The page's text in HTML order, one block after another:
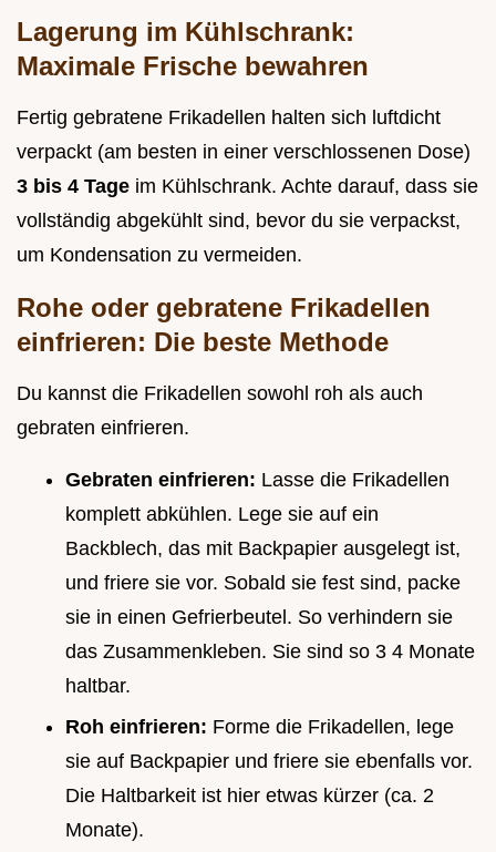
Lagerung im Kühlschrank:
Maximale Frische bewahren
Fertig gebratene Frikadellen halten sich luftdicht
verpackt (am besten in einer verschlossenen Dose)
3 bis 4 Tage im Kühlschrank. Achte darauf, dass sie
vollständig abgekühlt sind, bevor du sie verpackst,
um Kondensation zu vermeiden.
Rohe oder gebratene Frikadellen
einfrieren: Die beste Methode
Du kannst die Frikadellen sowohl roh als auch
gebraten einfrieren.
Gebraten einfrieren: Lasse die Frikadellen
komplett abkühlen. Lege sie auf ein
Backblech, das mit Backpapier ausgelegt ist,
und friere sie vor. Sobald sie fest sind, packe
sie in einen Gefrierbeutel. So verhindern sie
das Zusammenkleben. Sie sind so 3 4 Monate
haltbar.
Roh einfrieren: Forme die Frikadellen, lege
sie auf Backpapier und friere sie ebenfalls vor.
Die Haltbarkeit ist hier etwas kürzer (ca. 2
Monate).